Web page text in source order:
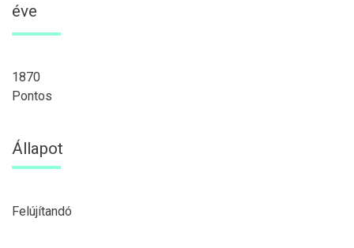
éve
1870
Pontos
Állapot
Felújítandó